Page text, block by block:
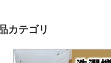
カテゴリ